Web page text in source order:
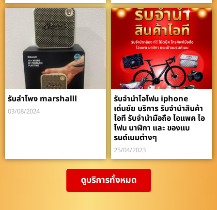
รับลำโพง marshalll
03/08/2024
รับจำนำไอโฟน iphone
เด่นชัย บริการ รับจำนำสินค้า
ไอที รับจำนำมือถือ ไอแพค ไอ
โฟน นาฬิกา และ ของแบ
รนด์เนมต่างๆ
25/04/2023
ดูบริการทั้งหมด